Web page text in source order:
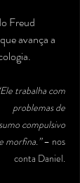
Freud
avança a
trabalha com
problemas de
compulsivo
morfina.” – nos
conta Daniel.